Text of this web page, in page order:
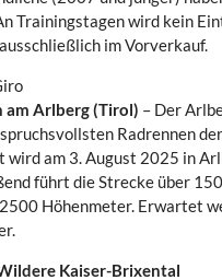
Trainingstagen wird kein
im Vorverkauf.
am Arlberg (Tirol) – Der
Radrennen
wird am 3. August 2025 in
führt die Strecke über
Höhenmeter. Erwartet
Kaiser-Brixental